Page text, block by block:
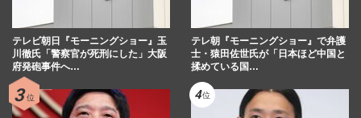
テレビ朝日『モーニングショー』玉
川徹氏「警察官が死刑にした」大阪
府発砲事件へ…
テレ朝『モーニングショー』で弁護
士・猿田佐世氏が「日本ほど中国と
揉めている国…